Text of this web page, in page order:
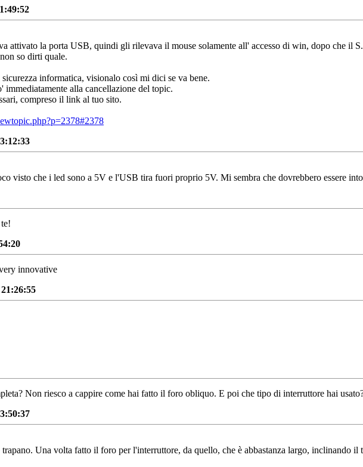
attivato la porta USB, quindi gli rilevava il mouse solamente all' accesso di win, dopo che il
so dirti quale.
informatica, visionalo così mi dici se va bene.
alla cancellazione del topic.
compreso il link al tuo sito.
visto che i led sono a 5V e l'USB tira fuori proprio 5V. Mi sembra che dovrebbero essere
innovative
Non riesco a cappire come hai fatto il foro obliquo. E poi che tipo di interruttore hai
Una volta fatto il foro per l'interruttore, da quello, che è abbastanza largo, inclinando